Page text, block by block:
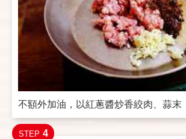
不額外加油，以紅蔥醬炒香絞肉、蒜末
STEP 4